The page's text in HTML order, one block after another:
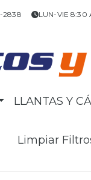
2838 LUN-VIE 8:30
LLANTAS Y
Limpiar